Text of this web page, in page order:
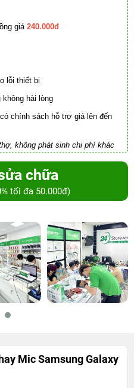
giá 240.000đ
lỗi thiết bị
không hài lòng
chính sách hỗ trợ giá lên đến
không phát sinh chi phí khác
chữa
tối đa 50.000đ)
Mic Samsung Galaxy